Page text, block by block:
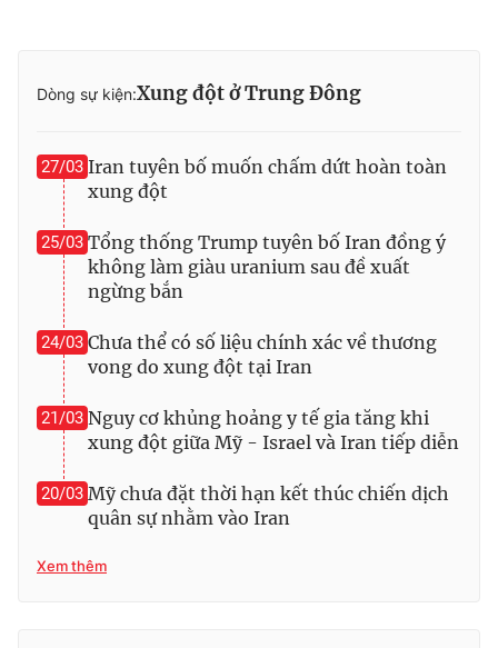
Dòng sự kiện:Xung đột ở Trung Đông
27/03 Iran tuyên bố muốn chấm dứt hoàn toàn
xung đột
25/03 Tổng thống Trump tuyên bố Iran đồng ý
không làm giàu uranium sau đề xuất
ngừng bắn
24/03 Chưa thể có số liệu chính xác về thương
vong do xung đột tại Iran
21/03 Nguy cơ khủng hoảng y tế gia tăng khi
xung đột giữa Mỹ - Israel và Iran tiếp diễn
20/03 Mỹ chưa đặt thời hạn kết thúc chiến dịch
quân sự nhằm vào Iran
Xem thêm